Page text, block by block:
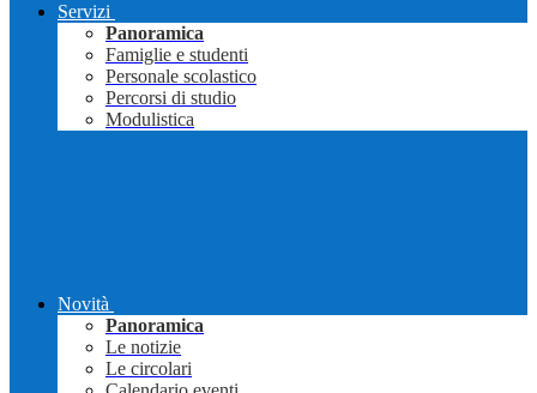
Servizi
Panoramica
Famiglie e studenti
Personale scolastico
Percorsi di studio
Modulistica
Novità
Panoramica
Le notizie
Le circolari